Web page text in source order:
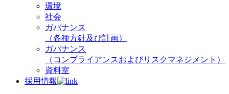
環境
社会
ガバナンス
（各種方針及び計画）
ガバナンス
（コンプライアンスおよびリスクマネジメント）
資料室
採用情報